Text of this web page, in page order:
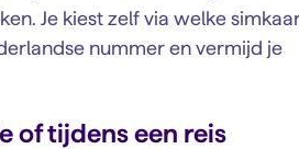
Je kiest zelf via welke
nummer en vermijd je
of tijdens een reis